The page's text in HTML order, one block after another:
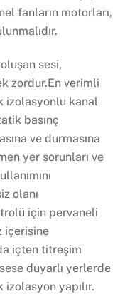
fanların motorları,
sesi,
zordur.En verimli
izolasyonlu kanal
basınç
ve durmasına
yer sorunları ve
olanı
için pervaneli
içerisine
içten titreşim
duyarlı yerlerde
yapılır.